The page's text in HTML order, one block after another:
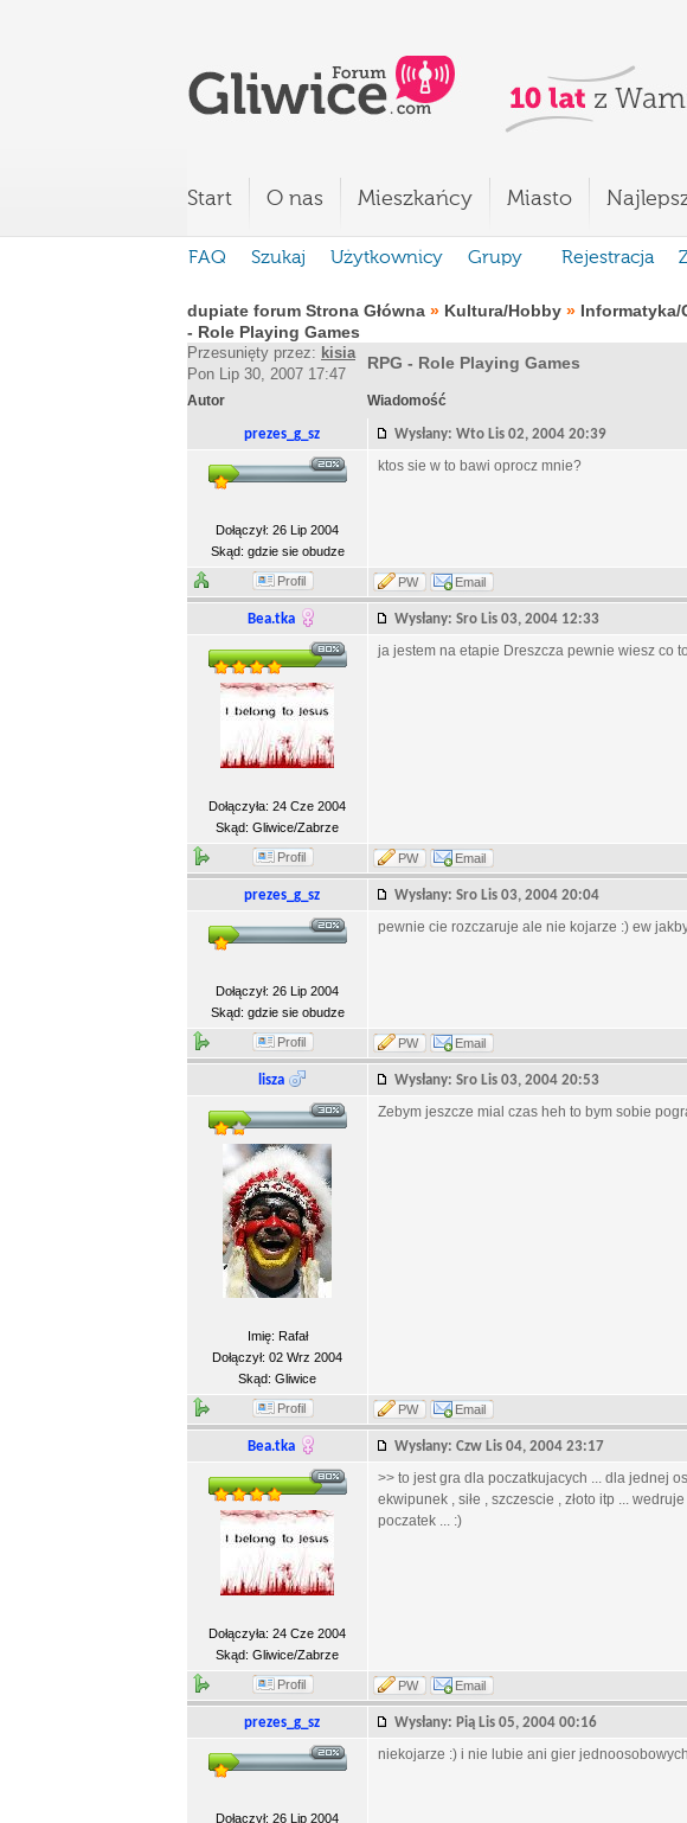
Start O nas Mieszkańcy Miasto
FAQ Szukaj Użytkownicy Grupy Rejestracja
dupiate forum Strona Główna » Kultura/Hobby » Informatyka/
- Role Playing Games
Przesunięty przez: kisia
Pon Lip 30, 2007 17:47
RPG - Role Playing Games
Autor Wiadomość
prezes_g_sz Wysłany: Wto Lis 02, 2004 20:39
Dołączył: 26 Lip 2004
Skąd: gdzie sie obudze
ktos sie w to bawi oprocz mnie?
Profil PW Email
Bea.tka Wysłany: Sro Lis 03, 2004 12:33
Dołączyła: 24 Cze 2004
Skąd: Gliwice/Zabrze
ja jestem na etapie Dreszcza pewnie wiesz co
Profil PW Email
prezes_g_sz Wysłany: Sro Lis 03, 2004 20:04
Dołączył: 26 Lip 2004
Skąd: gdzie sie obudze
pewnie cie rozczaruje ale nie kojarze :) ew
Profil PW Email
lisza Wysłany: Sro Lis 03, 2004 20:53
Imię: Rafał
Dołączył: 02 Wrz 2004
Skąd: Gliwice
Zebym jeszcze mial czas heh to bym sobie
Profil PW Email
Bea.tka Wysłany: Czw Lis 04, 2004 23:17
Dołączyła: 24 Cze 2004
Skąd: Gliwice/Zabrze
>> to jest gra dla poczatkujacych ... dla jednej
ekwipunek , siłe , szczescie , złoto itp ...
poczatek ... :)
Profil PW Email
prezes_g_sz Wysłany: Pią Lis 05, 2004 00:16
Dołączył: 26 Lip 2004
niekojarze :) i nie lubie ani gier